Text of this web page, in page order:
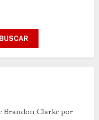
BUSCAR
Brandon Clarke por